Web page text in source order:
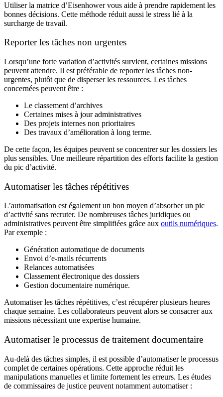
Utiliser la matrice d’Eisenhower vous aide à prendre rapidement les
bonnes décisions. Cette méthode réduit aussi le stress lié à la
surcharge de travail.
Reporter les tâches non urgentes
Lorsqu’une forte variation d’activités survient, certaines missions
peuvent attendre. Il est préférable de reporter les tâches non-
urgentes, plutôt que de disperser les ressources. Les tâches
concernées peuvent être :
Le classement d’archives
Certaines mises à jour administratives
Des projets internes non prioritaires
Des travaux d’amélioration à long terme.
De cette façon, les équipes peuvent se concentrer sur les dossiers les
plus sensibles. Une meilleure répartition des efforts facilite la gestion
du pic d’activité.
Automatiser les tâches répétitives
L’automatisation est également un bon moyen d’absorber un pic
d’activité sans recruter. De nombreuses tâches juridiques ou
administratives peuvent être simplifiées grâce aux outils numériques.
Par exemple :
Génération automatique de documents
Envoi d’e-mails récurrents
Relances automatisées
Classement électronique des dossiers
Gestion documentaire numérique.
Automatiser les tâches répétitives, c’est récupérer plusieurs heures
chaque semaine. Les collaborateurs peuvent alors se consacrer aux
missions nécessitant une expertise humaine.
Automatiser le processus de traitement documentaire
Au-delà des tâches simples, il est possible d’automatiser le processus
complet de certaines opérations. Cette approche réduit les
manipulations manuelles et limite fortement les erreurs. Les études
de commissaires de justice peuvent notamment automatiser :